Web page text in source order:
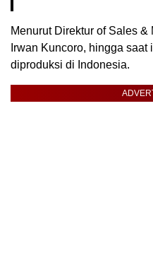
Menurut Direktur of Sales
Irwan Kuncoro, hingga
diproduksi di Indonesia.